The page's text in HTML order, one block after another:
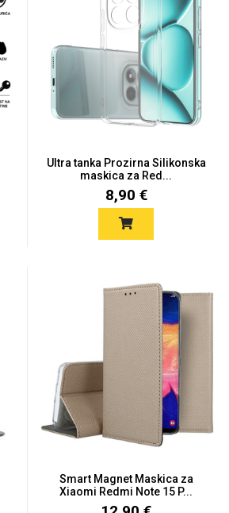
Ultra tanka Prozirna Silikonska
maskica za Red...
8,90 €
Smart Magnet Maskica za
Xiaomi Redmi Note 15 P...